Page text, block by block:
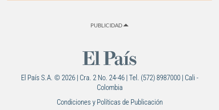
PUBLICIDAD
El País S.A. © 2026 | Cra. 2 No. 24-46 | Tel. (572) 8987000 | Cali -
Colombia
Condiciones y Políticas de Publicación